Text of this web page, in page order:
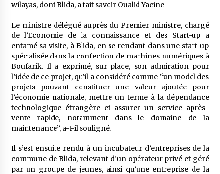
wilayas, dont Blida, a fait savoir Oualid Yacine.
Le ministre délégué auprès du Premier ministre, chargé
de l’Economie de la connaissance et des Start-up a
entamé sa visite, à Blida, en se rendant dans une start-up
spécialisée dans la confection de machines numériques à
Boufarik. Il a exprimé, sur place, son admiration pour
l’idée de ce projet, qu’il a considéré comme “un model des
projets pouvant constituer une valeur ajoutée pour
l’économie nationale, mettre un terme à la dépendance
technologique étrangère et assurer un service après-
vente rapide, notamment dans le domaine de la
maintenance”, a-t-il souligné.
Il s’est ensuite rendu à un incubateur d’entreprises de la
commune de Blida, relevant d’un opérateur privé et géré
par un groupe de jeunes, ainsi qu’une entreprise de la